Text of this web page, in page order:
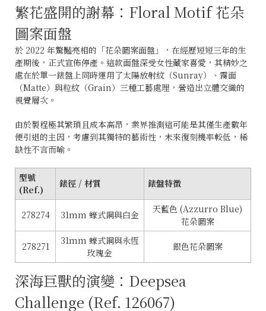
繁花盛開的謝幕：Floral Motif 花朵
圖案面盤
於 2022 年驚豔亮相的「花朵圖案面盤」，在經歷短短三年的生
產期後，正式宣佈停產。這款面盤深受女性藏家喜愛，其精妙之
處在於單一錶盤上同時運用了太陽放射紋（Sunray）、霧面
（Matte）與粒紋（Grain）三種工藝處理，營造出立體交織的
視覺層次。
由於製程極其繁瑣且成本高昂，業界推測這可能是其僅生產數年
便引退的主因，考慮到其獨特的藝術性，未來復刻機率較低，稀
缺性不言而喻。
型號
(Ref.)
錶徑 / 材質 錶盤特徵
278274 31mm 蠔式鋼與白金
天藍色 (Azzurro Blue)
花朵圖案
278271
31mm 蠔式鋼與永恆
玫瑰金
銀色花朵圖案
深海巨獸的演變：Deepsea
Challenge (Ref. 126067)